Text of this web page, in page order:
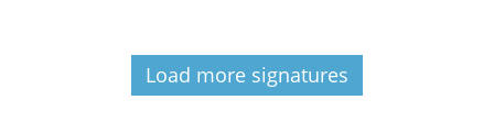
Load more signatures